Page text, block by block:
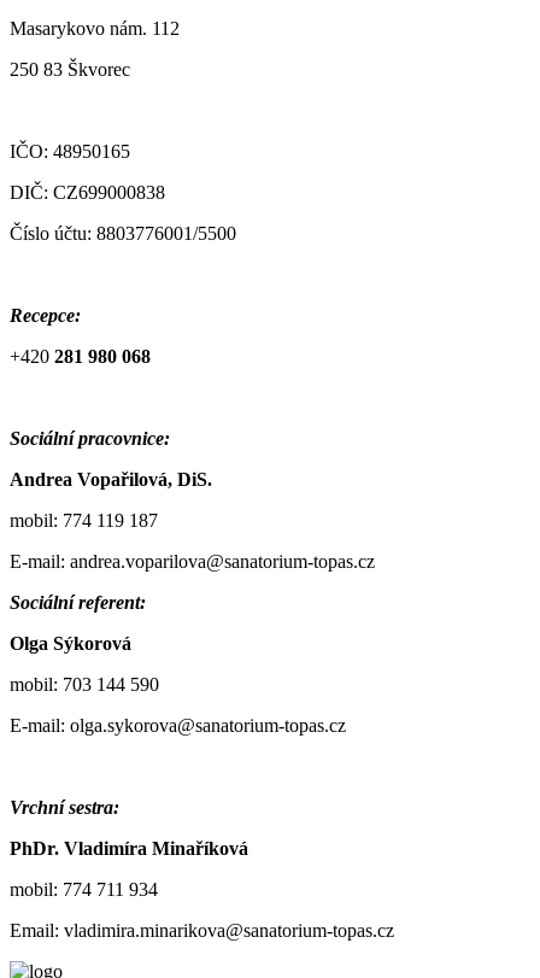
Masarykovo nám. 112
250 83 Škvorec
IČO: 48950165
DIČ: CZ699000838
Číslo účtu: 8803776001/5500
Recepce:
+420 281 980 068
Sociální pracovnice:
Andrea Vopařilová, DiS.
mobil: 774 119 187
E-mail: andrea.voparilova@sanatorium-topas.cz
Sociální referent:
Olga Sýkorová
mobil: 703 144 590
E-mail: olga.sykorova@sanatorium-topas.cz
Vrchní sestra:
PhDr. Vladimíra Minaříková
mobil: 774 711 934
Email: vladimira.minarikova@sanatorium-topas.cz